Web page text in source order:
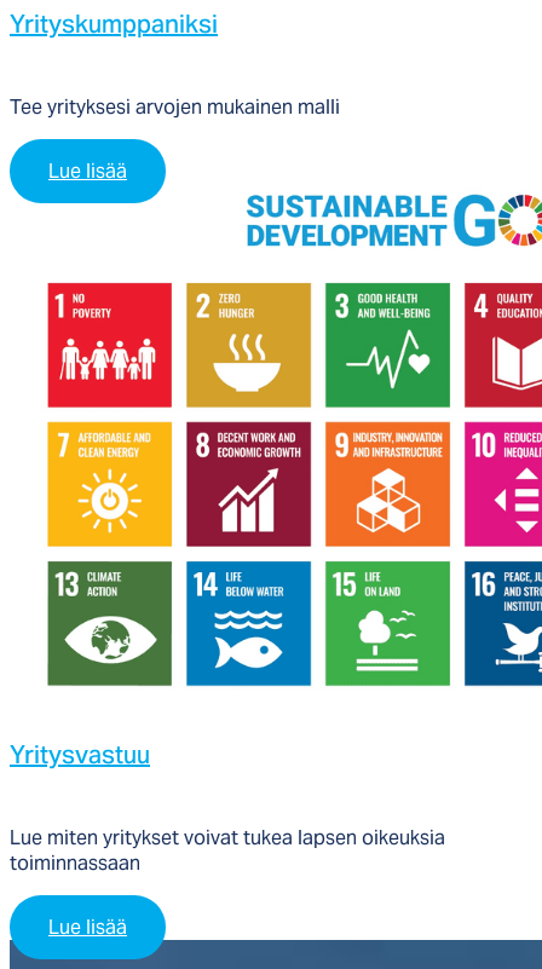
Yri­tys­kump­pa­nik­si
Tee yrityksesi arvojen mukainen malli
Lue lisää
Yri­tys­vas­tuu
Lue miten yritykset voivat tukea lapsen oikeuksia
toiminnassaan
Lue lisää